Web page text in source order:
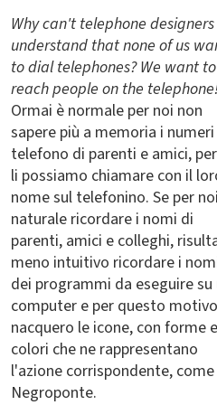
Why can't telephone designers
understand that none of us
to dial telephones? We want to
reach people on the
Ormai è normale per noi non
sapere più a memoria i
telefono di parenti e amici,
li possiamo chiamare con il
nome sul telefonino. Se per
naturale ricordare i nomi di
parenti, amici e colleghi,
meno intuitivo ricordare i
dei programmi da eseguire su
computer e per questo motivo
nacquero le icone, con forme e
colori che ne rappresentano
l'azione corrispondente,
Negroponte.